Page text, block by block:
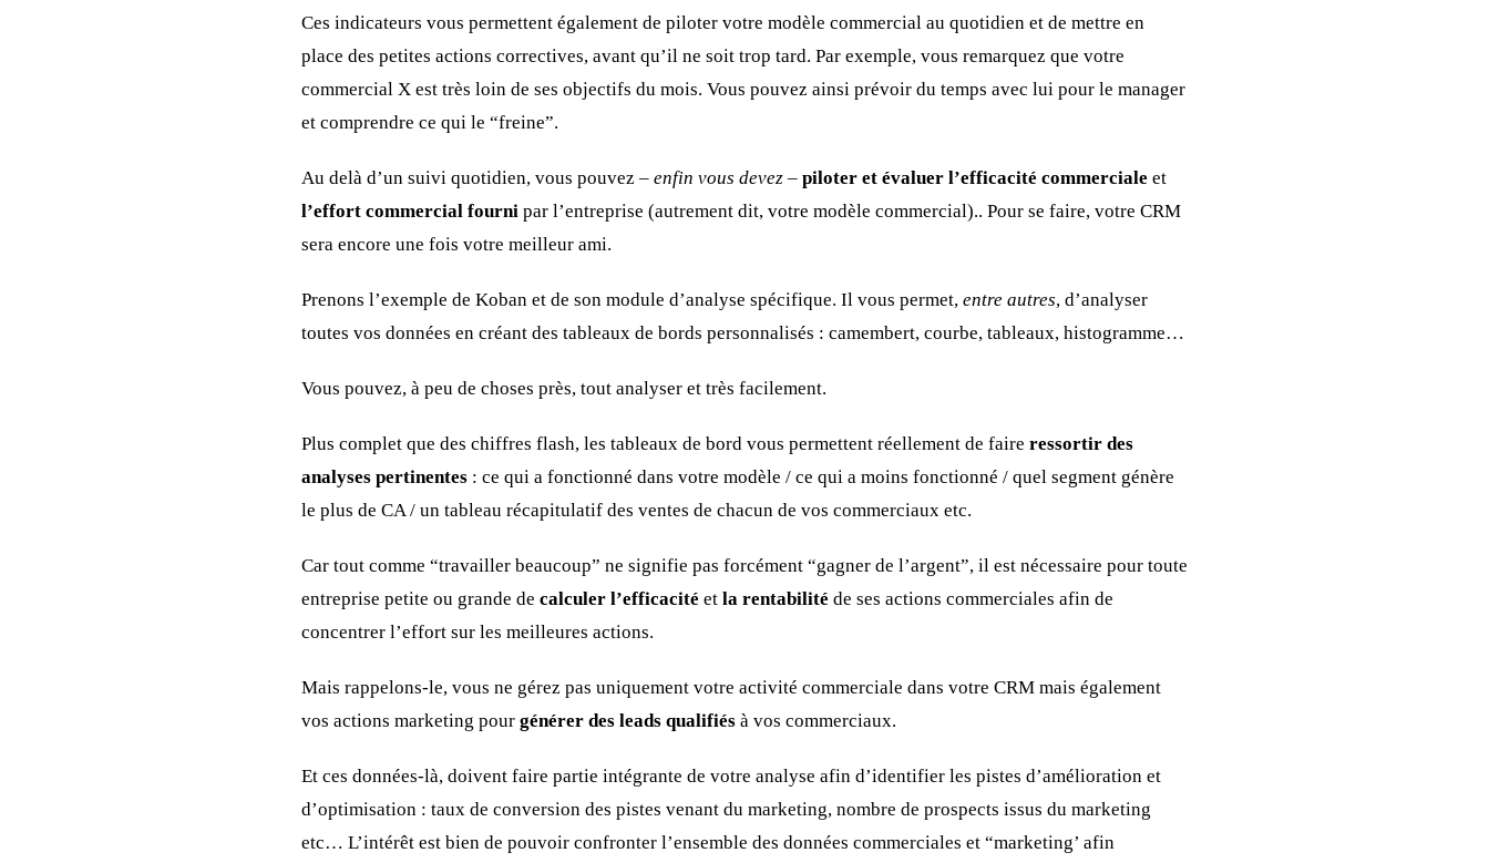
Ces indicateurs vous permettent également de piloter votre modèle commercial au quotidien et de mettre en
place des petites actions correctives, avant qu’il ne soit trop tard. Par exemple, vous remarquez que votre
commercial X est très loin de ses objectifs du mois. Vous pouvez ainsi prévoir du temps avec lui pour le manager
et comprendre ce qui le “freine”.
Au delà d’un suivi quotidien, vous pouvez – enfin vous devez – piloter et évaluer l’efficacité commerciale et
l’effort commercial fourni par l’entreprise (autrement dit, votre modèle commercial).. Pour se faire, votre CRM
sera encore une fois votre meilleur ami.
Prenons l’exemple de Koban et de son module d’analyse spécifique. Il vous permet, entre autres, d’analyser
toutes vos données en créant des tableaux de bords personnalisés : camembert, courbe, tableaux, histogramme…
Vous pouvez, à peu de choses près, tout analyser et très facilement.
Plus complet que des chiffres flash, les tableaux de bord vous permettent réellement de faire ressortir des
analyses pertinentes : ce qui a fonctionné dans votre modèle / ce qui a moins fonctionné / quel segment génère
le plus de CA / un tableau récapitulatif des ventes de chacun de vos commerciaux etc.
Car tout comme “travailler beaucoup” ne signifie pas forcément “gagner de l’argent”, il est nécessaire pour toute
entreprise petite ou grande de calculer l’efficacité et la rentabilité de ses actions commerciales afin de
concentrer l’effort sur les meilleures actions.
Mais rappelons-le, vous ne gérez pas uniquement votre activité commerciale dans votre CRM mais également
vos actions marketing pour générer des leads qualifiés à vos commerciaux.
Et ces données-là, doivent faire partie intégrante de votre analyse afin d’identifier les pistes d’amélioration et
d’optimisation : taux de conversion des pistes venant du marketing, nombre de prospects issus du marketing
etc… L’intérêt est bien de pouvoir confronter l’ensemble des données commerciales et “marketing’ afin